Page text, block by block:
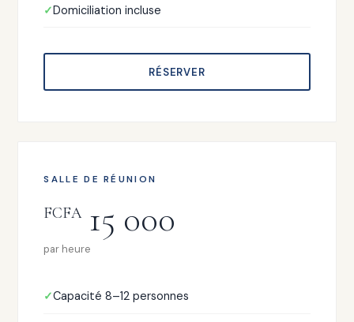
Domiciliation incluse
RÉSERVER
SALLE DE RÉUNION
FCFA15 000
par heure
Capacité 8–12 personnes